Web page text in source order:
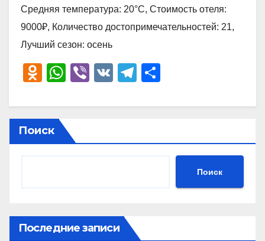
Средняя температура: 20°C, Стоимость отеля:
9000₽, Количество достопримечательностей: 21,
Лучший сезон: осень
O
n
o
kl
ki
W
at
s
A
Vi
er
V
T
e
a
р
в
ть
Поиск
Поиск
Последние записи